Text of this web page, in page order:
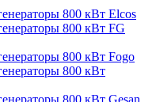
800 кВт Elcos
800 кВт FG
800 кВт Fogo
800 кВт
800 кВт Gesan